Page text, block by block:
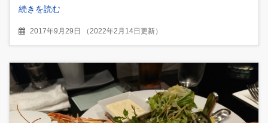
続きを読む
2017年9月29日 （2022年2月14日更新）